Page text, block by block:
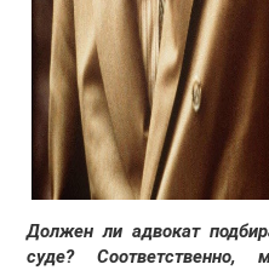
Должен ли адвокат
суде?